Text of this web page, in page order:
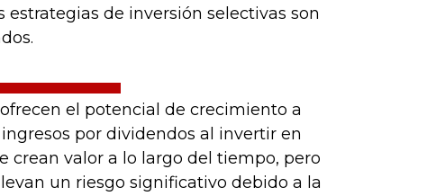
de inversión selectivas son
el potencial de crecimiento a
por dividendos al invertir en
crean valor a lo largo del tiempo, pero
un riesgo significativo debido a la